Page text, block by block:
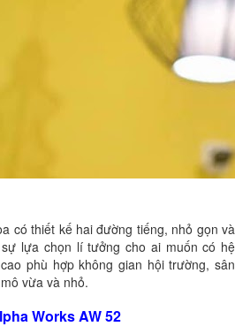
có thiết kế hai đường tiếng, nhỏ gọn và
lựa chọn lí tưởng cho ai muốn có hệ
phù hợp không gian hội trường, sân
vừa và nhỏ.
Works AW 52